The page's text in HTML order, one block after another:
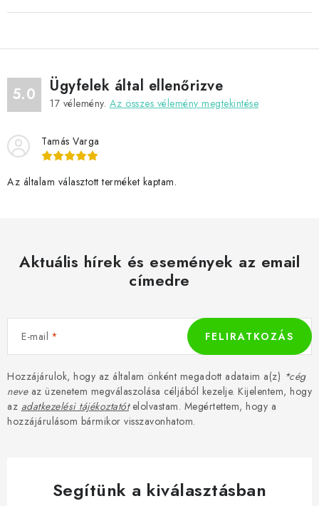
5.0 Ügyfelek által ellenőrizve
17 vélemény. Az összes vélemény megtekintése
Tamás Varga
Az általam választott terméket kaptam.
Aktuális hírek és események az email
címedre
E-mail
Hozzájárulok, hogy az általam önként megadott adataim a(z) *cég
neveaz üzenetem megválaszolása céljából kezelje. Kijelentem, hogy
az adatkezelési tájékoztatótelolvastam. Megértettem, hogy a
hozzájárulásom bármikor visszavonhatom.
FELIRATKOZÁS
Segítünk a kiválasztásban